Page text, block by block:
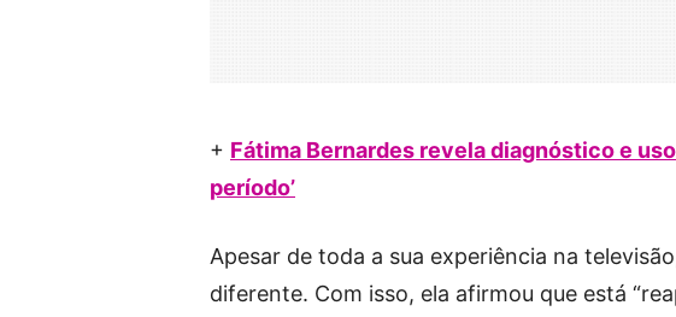
+ Fátima Bernardes revela diagnóstico e
período’
Apesar de toda a sua experiência na
diferente. Com isso, ela afirmou que está